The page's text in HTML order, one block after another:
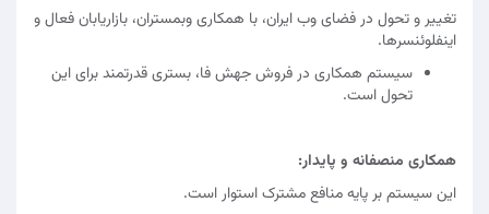
تغییر و تحول در فضای وب ایران، با همکاری وبمستران، بازاریابان فعال و
اینفلوئنسرها.
سیستم همکاری در فروش جهش فا، بستری قدرتمند برای این
تحول است.
همکاری منصفانه و پایدار:
این سیستم بر پایه منافع مشترک استوار است.